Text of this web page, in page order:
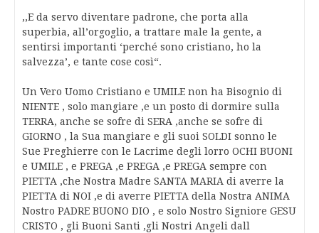
,,E da servo diventare padrone, che porta alla
superbia, all’orgoglio, a trattare male la gente, a
sentirsi importanti ‘perché sono cristiano, ho la
salvezza’, e tante cose così“.
Un Vero Uomo Cristiano e UMILE non ha Bisognio di
NIENTE , solo mangiare ,e un posto di dormire sulla
TERRA, anche se sofre di SERA ,anche se sofre di
GIORNO , la Sua mangiare e gli suoi SOLDI sonno le
Sue Preghierre con le Lacrime degli lorro OCHI BUONI
e UMILE , e PREGA ,e PREGA ,e PREGA sempre con
PIETTA ,che Nostra Madre SANTA MARIA di averre la
PIETTA di NOI ,e di averre PIETTA della Nostra ANIMA
Nostro PADRE BUONO DIO , e solo Nostro Signiore GESU
CRISTO , gli Buoni Santi ,gli Nostri Angeli dall